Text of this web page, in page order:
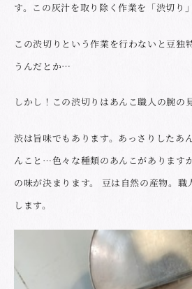
す。この灰汁を取り除く作業を「渋切り
この渋切りという作業を行わないと豆独
うんだとか…
しかし！この渋切りはあんこ職人の腕の
渋は旨味でもあります。あっさりしたあ
んこと…色々な種類のあんこがあります
の味が決まります。 豆は自然の産物。
します。